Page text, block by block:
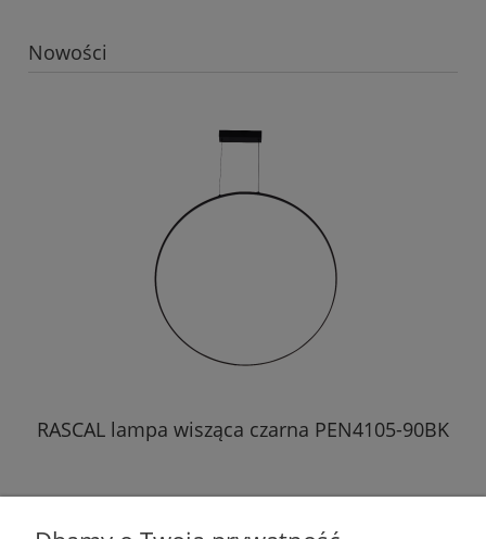
Nowości
RASCAL lampa wisząca czarna PEN4105-90BK